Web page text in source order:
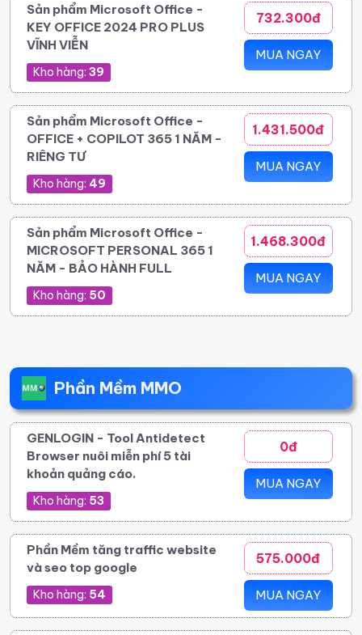
Sản phẩm Microsoft Office -
KEY OFFICE 2024 PRO PLUS
VĨNH VIỄN
Kho hàng: 39
732.300đ
MUA NGAY
Sản phẩm Microsoft Office -
OFFICE + COPILOT 365 1 NĂM -
RIÊNG TƯ
Kho hàng: 49
1.431.500đ
MUA NGAY
Sản phẩm Microsoft Office -
MICROSOFT PERSONAL 365 1
NĂM - BẢO HÀNH FULL
Kho hàng: 50
1.468.300đ
MUA NGAY
Phần Mềm MMO
GENLOGIN - Tool Antidetect
Browser nuôi miễn phí 5 tài
khoản quảng cáo.
Kho hàng: 53
0đ
MUA NGAY
Phần Mềm tăng traffic website
và seo top google
Kho hàng: 54
575.000đ
MUA NGAY